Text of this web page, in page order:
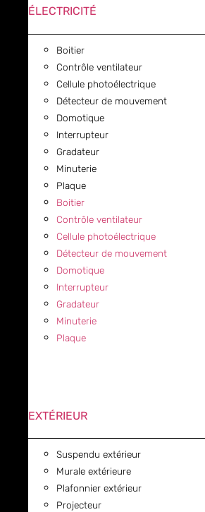
ÉLECTRICITÉ
Boitier
Contrôle ventilateur
Cellule photoélectrique
Détecteur de mouvement
Domotique
Interrupteur
Gradateur
Minuterie
Plaque
Boitier
Contrôle ventilateur
Cellule photoélectrique
Détecteur de mouvement
Domotique
Interrupteur
Gradateur
Minuterie
Plaque
EXTÉRIEUR
Suspendu extérieur
Murale extérieure
Plafonnier extérieur
Projecteur